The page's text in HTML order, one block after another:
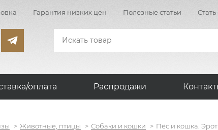
Гарантия низких цен Полезные статьи
оплата Распродажи
Животные, птицы Собаки и кошки Пёс и кошка.